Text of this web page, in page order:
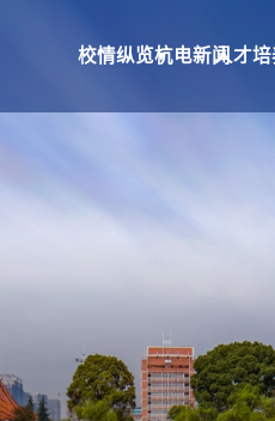
校情纵览杭电新闻人才培